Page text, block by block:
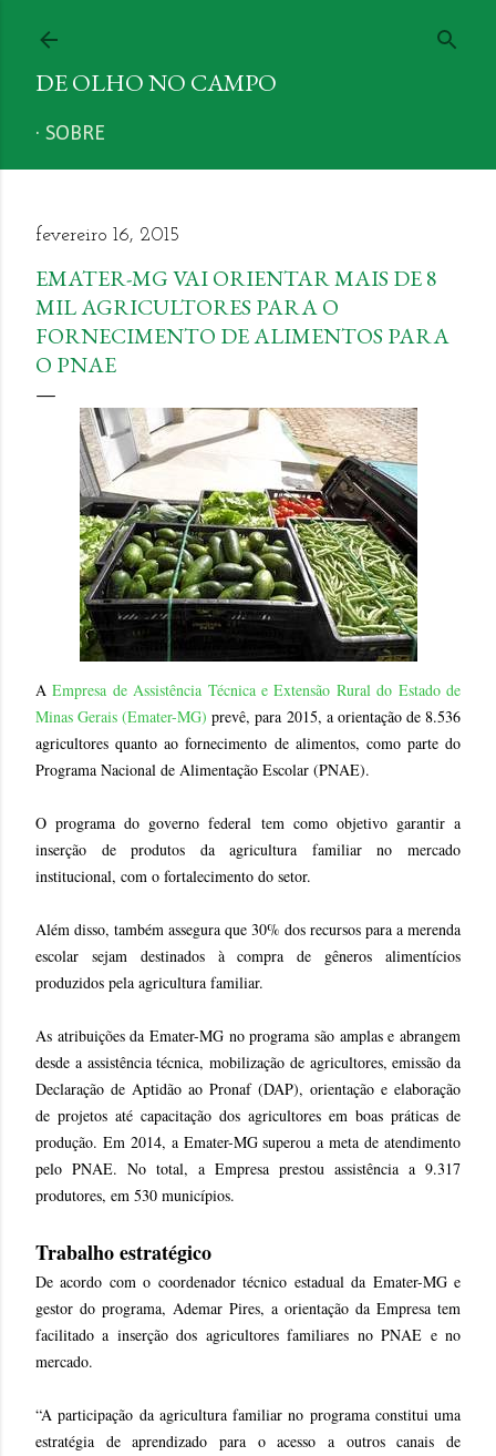
DE OLHO NO CAMPO
SOBRE
fevereiro 16, 2015
EMATER-MG VAI ORIENTAR MAIS DE 8
MIL AGRICULTORES PARA O
FORNECIMENTO DE ALIMENTOS PARA
O PNAE
AEmpresa de Assistência Técnica e Extensão Rural do Estado de
Minas Gerais (Emater-MG) prevê, para 2015, a orientação de 8.536
agricultores quanto ao fornecimento de alimentos, como parte do
Programa Nacional de Alimentação Escolar (PNAE).
O programa do governo federal tem como objetivo garantir a
inserção de produtos da agricultura familiar no mercado
institucional, com o fortalecimento do setor.
Além disso, também assegura que 30% dos recursos para a merenda
escolar sejam destinados à compra de gêneros alimentícios
produzidos pela agricultura familiar.
As atribuições da Emater-MG no programa são amplas e abrangem
desde a assistência técnica, mobilização de agricultores, emissão da
Declaração de Aptidão ao Pronaf (DAP), orientação e elaboração
de projetos até capacitação dos agricultores em boas práticas de
produção. Em 2014, a Emater-MG superou a meta de atendimento
pelo PNAE. No total, a Empresa prestou assistência a 9.317
produtores, em 530 municípios.
Trabalho estratégico
De acordo com o coordenador técnico estadual da Emater-MG e
gestor do programa, Ademar Pires, a orientação da Empresa tem
facilitado a inserção dos agricultores familiares no PNAE e no
mercado.
“A participação da agricultura familiar no programa constitui uma
estratégia de aprendizado para o acesso a outros canais de